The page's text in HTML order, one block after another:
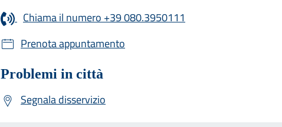
Chiama il numero +39 080.3950111
Prenota appuntamento
Problemi in città
Segnala disservizio